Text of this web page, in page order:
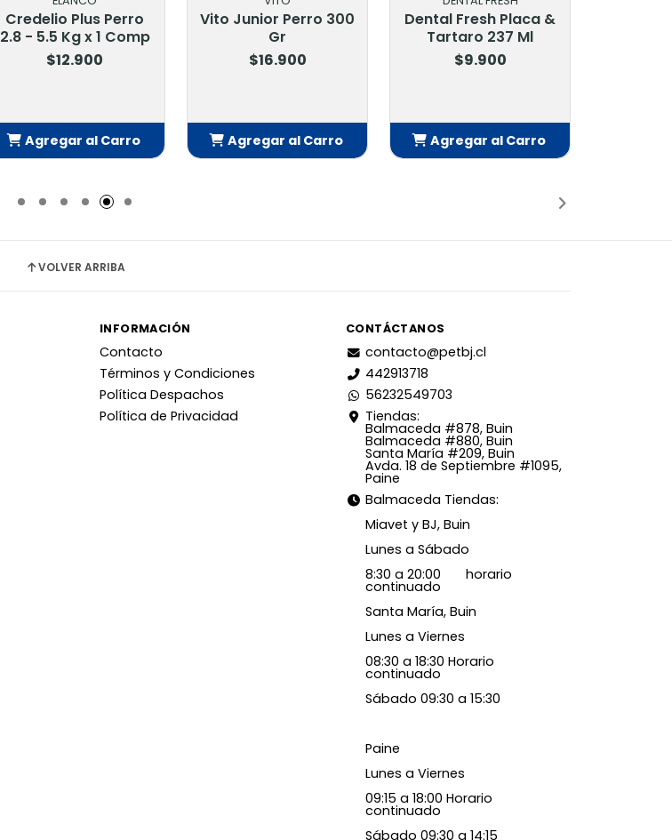
Credelio Plus Perro
2.8 - 5.5 Kg x 1 Comp
$12.900
Agregar al Carro
Vito Junior Perro 300
Gr
$16.900
Agregar al Carro
Dental Fresh Placa &
Tartaro 237 Ml
$9.900
Agregar al Carro
VOLVER ARRIBA
INFORMACIÓN
Contacto
Términos y Condiciones
Política Despachos
Política de Privacidad
CONTÁCTANOS
contacto@petbj.cl
442913718
56232549703
Tiendas:
Balmaceda #878, Buin
Balmaceda #880, Buin
Santa María #209, Buin
Avda. 18 de Septiembre #1095,
Paine
Balmaceda Tiendas:
Miavet y BJ, Buin
Lunes a Sábado
8:30 a 20:00 horario
continuado
Santa María, Buin
Lunes a Viernes
08:30 a 18:30 Horario
continuado
Sábado 09:30 a 15:30
Paine
Lunes a Viernes
09:15 a 18:00 Horario
continuado
Sábado 09:30 a 14:15